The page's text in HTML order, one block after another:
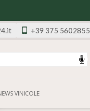
+39 375 5602855
VINICOLE